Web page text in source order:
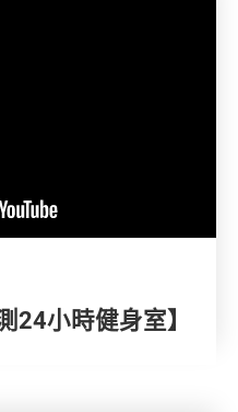
24小時健身室】